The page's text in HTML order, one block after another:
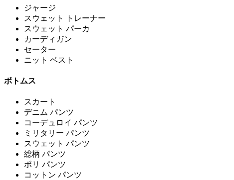
ジャージ
スウェット トレーナー
スウェット パーカ
カーディガン
セーター
ニット ベスト
ボトムス
スカート
デニム パンツ
コーデュロイ パンツ
ミリタリー パンツ
スウェット パンツ
総柄 パンツ
ポリ パンツ
コットン パンツ